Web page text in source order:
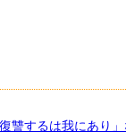
するは我にあり」